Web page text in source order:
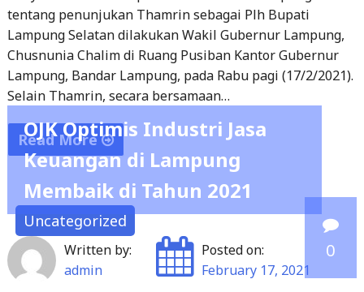
tentang penunjukan Thamrin sebagai Plh Bupati
Lampung Selatan dilakukan Wakil Gubernur Lampung,
Chusnunia Chalim di Ruang Pusiban Kantor Gubernur
Lampung, Bandar Lampung, pada Rabu pagi (17/2/2021).
Selain Thamrin, secara bersamaan…
Read More
"Terima
Gubernur,
Sekda
Thamrin
Jabat
Uncategorized
0
OJK Optimis Industri Jasa
Keuangan di Lampung
Membaik di Tahun 2021
Written by:
admin
Posted on:
February 17, 2021